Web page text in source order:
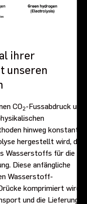
ihrer
unseren
CO2-Fussabdruck und
hinweg konstant.
hergestellt wird, der
Wasserstoffs für die
Diese anfängliche
Wasserstoff-
komprimiert wird,
und die Lieferung